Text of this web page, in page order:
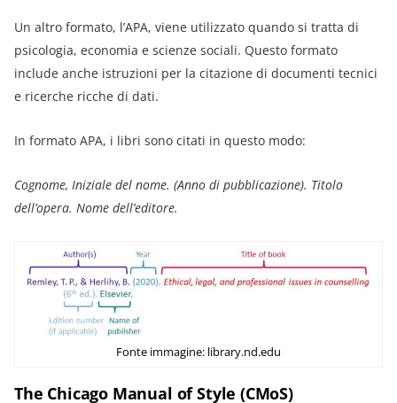
Un altro formato, l’APA, viene utilizzato quando si tratta di
psicologia, economia e scienze sociali. Questo formato
include anche istruzioni per la citazione di documenti tecnici
e ricerche ricche di dati.
In formato APA, i libri sono citati in questo modo:
Cognome, Iniziale del nome. (Anno di pubblicazione). Titolo
dell’opera. Nome dell’editore.
Fonte immagine: library.nd.edu
The Chicago Manual of Style (CMoS)